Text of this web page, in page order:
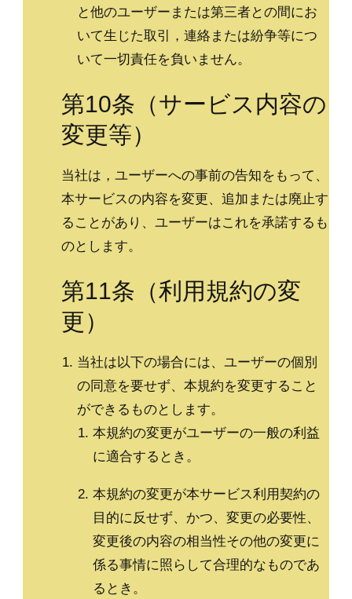
と他のユーザーまたは第三者との間にお
いて生じた取引，連絡または紛争等につ
いて一切責任を負いません。
第10条（サービス内容の
変更等）
当社は，ユーザーへの事前の告知をもって、
本サービスの内容を変更、追加または廃止す
ることがあり、ユーザーはこれを承諾するも
のとします。
第11条（利用規約の変
更）
当社は以下の場合には、ユーザーの個別
の同意を要せず、本規約を変更すること
ができるものとします。
本規約の変更がユーザーの一般の利益
に適合するとき。
本規約の変更が本サービス利用契約の
目的に反せず、かつ、変更の必要性、
変更後の内容の相当性その他の変更に
係る事情に照らして合理的なものであ
るとき。